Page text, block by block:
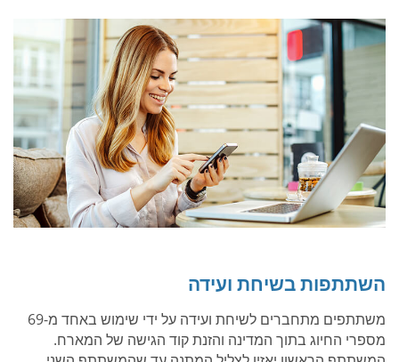
השתתפות בשיחת ועידה
משתתפים מתחברים לשיחת ועידה על ידי שימוש באחד מ-69
מספרי החיוג בתוך המדינה והזנת קוד הגישה של המארח.